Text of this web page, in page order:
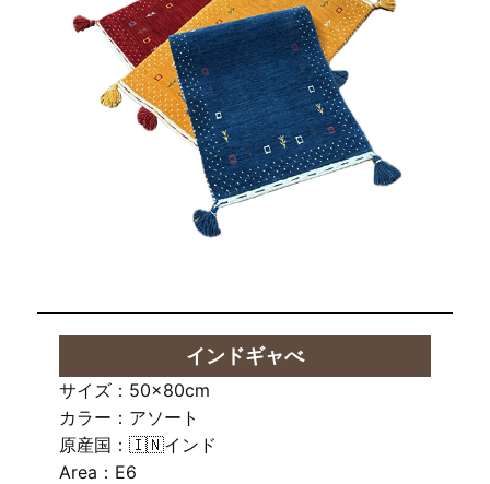
インドギャべ
サイズ：50×80cm
カラー：アソート
原産国：🇮🇳インド
Area：E6